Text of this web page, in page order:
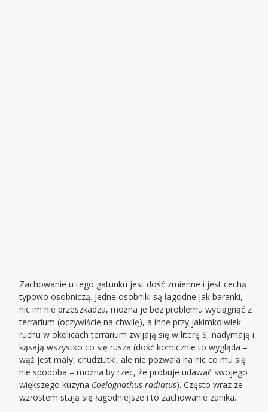
Zachowanie u tego gatunku jest dość zmienne i jest cechą
typowo osobniczą. Jedne osobniki są łagodne jak baranki,
nic im nie przeszkadza, można je bez problemu wyciągnąć z
terrarium (oczywiście na chwilę), a inne przy jakimkolwiek
ruchu w okolicach terrarium zwijają się w literę S, nadymają i
kąsają wszystko co się rusza (dość komicznie to wygląda –
wąż jest mały, chudziutki, ale nie pozwala na nic co mu się
nie spodoba – można by rzec, że próbuje udawać swojego
większego kuzyna Coelognathus radiatus). Często wraz ze
wzrostem stają się łagodniejsze i to zachowanie zanika.